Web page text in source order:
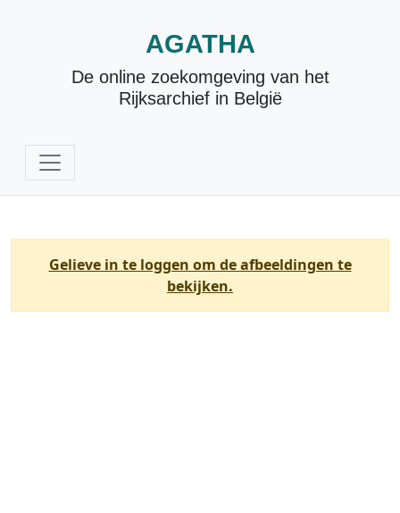
AGATHA
De online zoekomgeving van het
Rijksarchief in België
Gelieve in te loggen om de afbeeldingen te
bekijken.